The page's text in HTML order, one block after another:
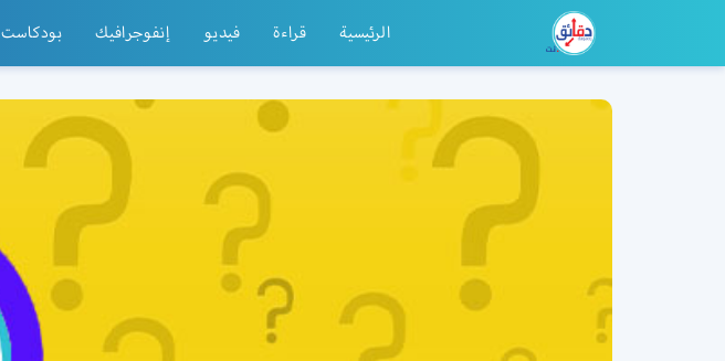
الرئيسية قراءة فيديو إنفوجرافيك بودكاست